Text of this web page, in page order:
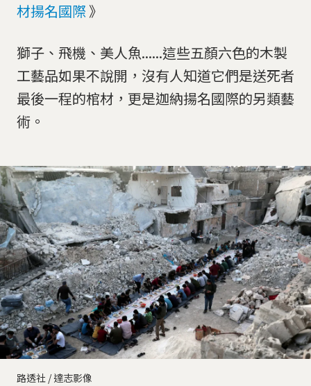
材揚名國際 》
獅子、飛機、美人魚......這些五顏六色的木製
工藝品如果不說開，沒有人知道它們是送死者
最後一程的棺材，更是迦納揚名國際的另類藝
術。
路透社 / 達志影像